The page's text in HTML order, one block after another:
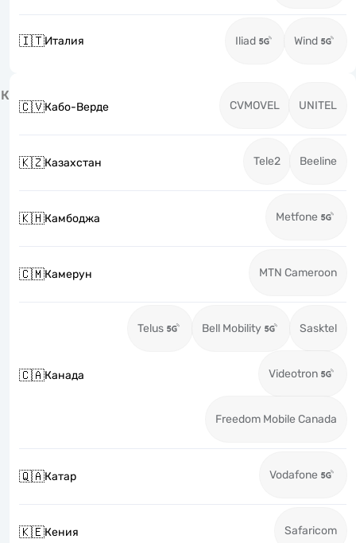
🇮🇹Италия Iliad Wind
К
🇨🇻Кабо-Верде CVMOVEL UNITEL
🇰🇿Казахстан Tele2 Beeline
🇰🇭Камбоджа Metfone
🇨🇲Камерун MTN Cameroon
🇨🇦Канада
Telus Bell Mobility Sasktel
Videotron
Freedom Mobile Canada
🇶🇦Катар Vodafone
🇰🇪Кения Safaricom